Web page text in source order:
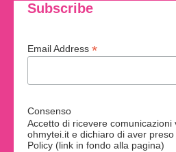
Subscribe
Email Address *
Consenso
Accetto di ricevere comunicazioni
ohmytei.it e dichiaro di aver
Policy (link in fondo alla pagina)